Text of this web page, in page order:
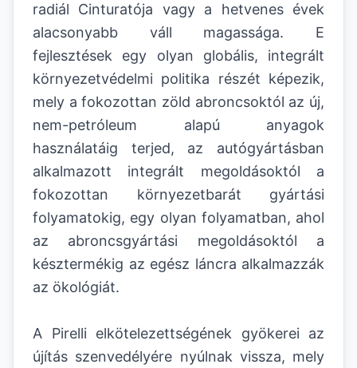
radiál Cinturatója vagy a hetvenes évek
alacsonyabb váll magassága. E
fejlesztések egy olyan globális, integrált
környezetvédelmi politika részét képezik,
mely a fokozottan zöld abroncsoktól az új,
nem-petróleum alapú anyagok
használatáig terjed, az autógyártásban
alkalmazott integrált megoldásoktól a
fokozottan környezetbarát gyártási
folyamatokig, egy olyan folyamatban, ahol
az abroncsgyártási megoldásoktól a
késztermékig az egész láncra alkalmazzák
az ökológiát.
A Pirelli elkötelezettségének gyökerei az
újítás szenvedélyére nyúlnak vissza, mely